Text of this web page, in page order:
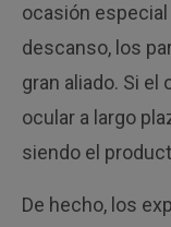
ocasión
descanso, los
gran aliado. Si
ocular a largo
siendo el
De hecho, los